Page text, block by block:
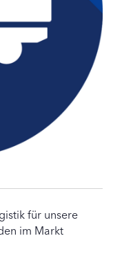
für unsere
im Markt